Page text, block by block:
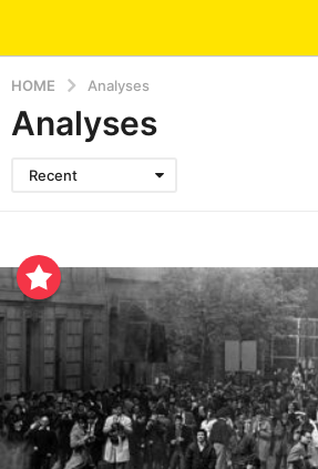
HOME Analyses
Analyses
Recent